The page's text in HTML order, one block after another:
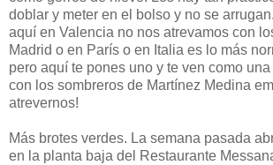
doblar y meter en el bolso y no se
aquí en Valencia no nos atrevamos con
Madrid o en París o en Italia es lo más
pero aquí te pones uno y te ven como una
con los sombreros de Martínez Medina
atrevernos!
Más brotes verdes. La semana pasada
en la planta baja del Restaurante